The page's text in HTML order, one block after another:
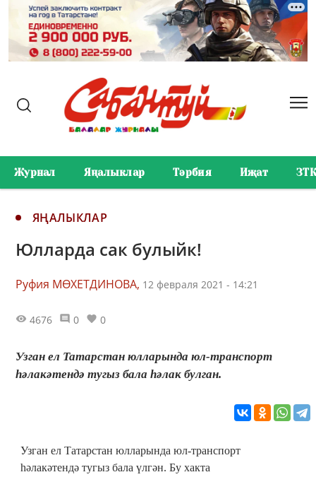
Журнал Яңалыклар Тәрбия Иҗат ЗТК
ЯҢАЛЫКЛАР
Юлларда сак булыйк!
Руфия МӨХЕТДИНОВА, 12 февраля 2021 - 14:21
4676 0 0
Узган ел Татарстан юлларында юл-транспорт
һәлакәтендә тугыз бала һәлак булган.
Узган ел Татарстан юлларында юл-транспорт
һәлакәтендә тугыз бала үлгән. Бу хакта